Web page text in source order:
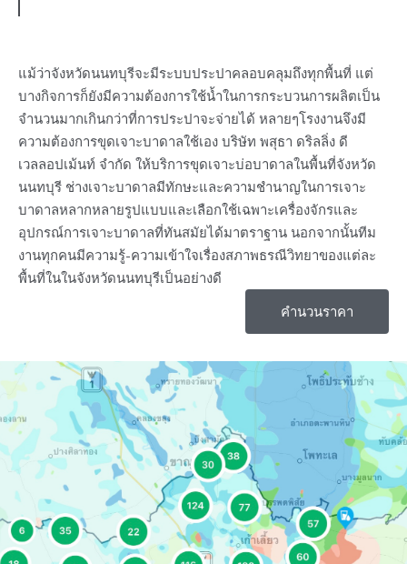
แม้ว่าจังหวัดนนทบุรีจะมีระบบประปาคลอบคลุมถึงทุกพื้นที่ แต่
บางกิจการก็ยังมีความต้องการใช้น้ำในการกระบวนการผลิตเป็น
จำนวนมากเกินกว่าที่การประปาจะจ่ายได้ หลายๆโรงงานจึงมี
ความต้องการขุดเจาะบาดาลใช้เอง บริษัท พสุธา ดริลลิ่ง ดี
เวลลอปเม้นท์ จํากัด ให้บริการขุดเจาะบ่อบาดาลในพื้นที่จังหวัด
นนทบุรี ช่างเจาะบาดาลมีทักษะและความชำนาญในการเจาะ
บาดาลหลากหลายรูปแบบและเลือกใช้เฉพาะเครื่องจักรและ
อุปกรณ์การเจาะบาดาลที่ทันสมัยได้มาตราฐาน นอกจากนั้นทีม
งานทุกคนมีความรู้-ความเข้าใจเรื่องสภาพธรณีวิทยาของแต่ละ
พื้นที่ในในจังหวัดนนทบุรีเป็นอย่างดี
คำนวนราคา